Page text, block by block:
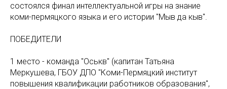
состоялся финал интеллектуальной игры на знание
коми-пермяцкого языка и его истории "Мыв да кыв".
ПОБЕДИТЕЛИ
1 место - команда "Оськӧв" (капитан Татьяна
Меркушева, ГБОУ ДПО "Коми-Пермяцкий институт
повышения квалификации работников образования",